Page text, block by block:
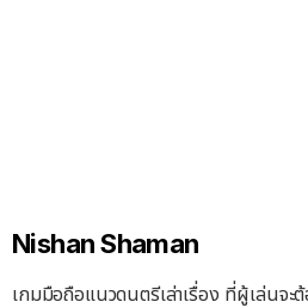
Nishan Shaman
เกมมือถือแนวดนตรีเล่าเรื่อง ที่ผู้เล่นจ